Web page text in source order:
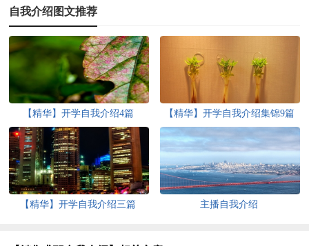
自我介绍图文推荐
【精华】开学自我介绍4篇 【精华】开学自我介绍集锦9篇
【精华】开学自我介绍三篇 主播自我介绍